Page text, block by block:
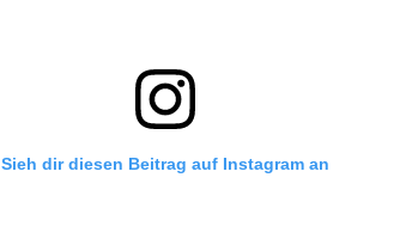
Sieh dir diesen Beitrag auf Instagram an